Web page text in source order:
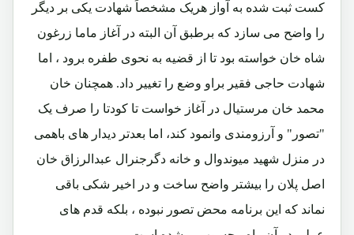
کست ثبت شده به آواز هریک مشخصاً شهادت یکی بر دیگر
را واضح می سازد که برطبق آن البته در آغاز ماما زرغون
شاه خان خواسته بود تا از قضیه به نحوی طفره برود ، اما
شهادت حاجی فقیر براو وضع را تغییر داد. همچنان خان
محمد خان مرستیال در آغاز خواست تا کودتا را صرف یک
"تصور" و آرزومندی وانمود کند، اما بعدتر دیدار های باهمی
در منزل شهید میوندوال و خانه دگرجنرال عبدالرزاق خان
اصل پلان را بیشتر واضح ساخت و در اخیر شکی باقی
نماند که این برنامه محض تصور نبوده ، بلکه قدم های